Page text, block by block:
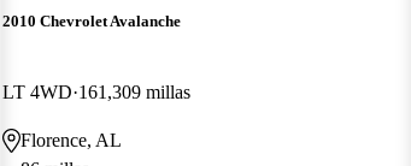
2010 Chevrolet Avalanche
LT 4WD 161,309 millas
Florence, AL